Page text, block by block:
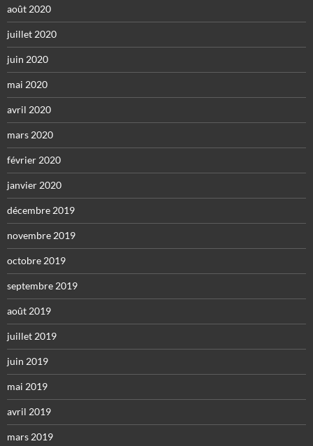
août 2020
juillet 2020
juin 2020
mai 2020
avril 2020
mars 2020
février 2020
janvier 2020
décembre 2019
novembre 2019
octobre 2019
septembre 2019
août 2019
juillet 2019
juin 2019
mai 2019
avril 2019
mars 2019